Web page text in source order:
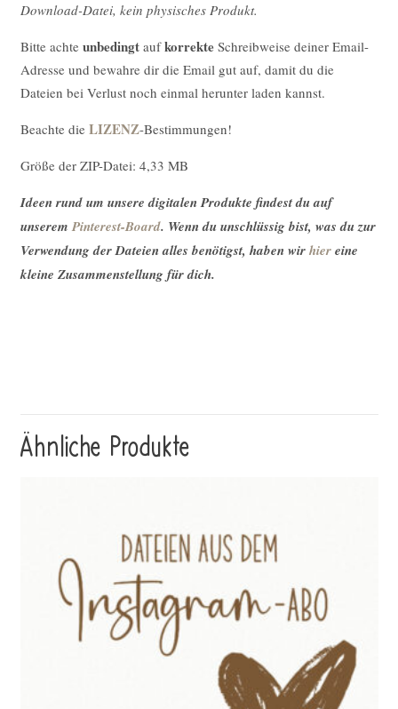
Download-Datei, kein physisches Produkt.
Bitte achte unbedingtaufkorrekteSchreibweise deiner Email-
Adresse und bewahre dir die Email gut auf, damit du die
Dateien bei Verlust noch einmal herunter laden kannst.
Beachte die LIZENZ-Bestimmungen!
Größe der ZIP-Datei: 4,33 MB
Ideen rund um unsere digitalen Produkte findest du auf
unserem Pinterest-Board. Wenn du unschlüssig bist, was du zur
Verwendung der Dateien alles benötigst, haben wirhiereine
kleine Zusammenstellung für dich.
Ähnliche Produkte